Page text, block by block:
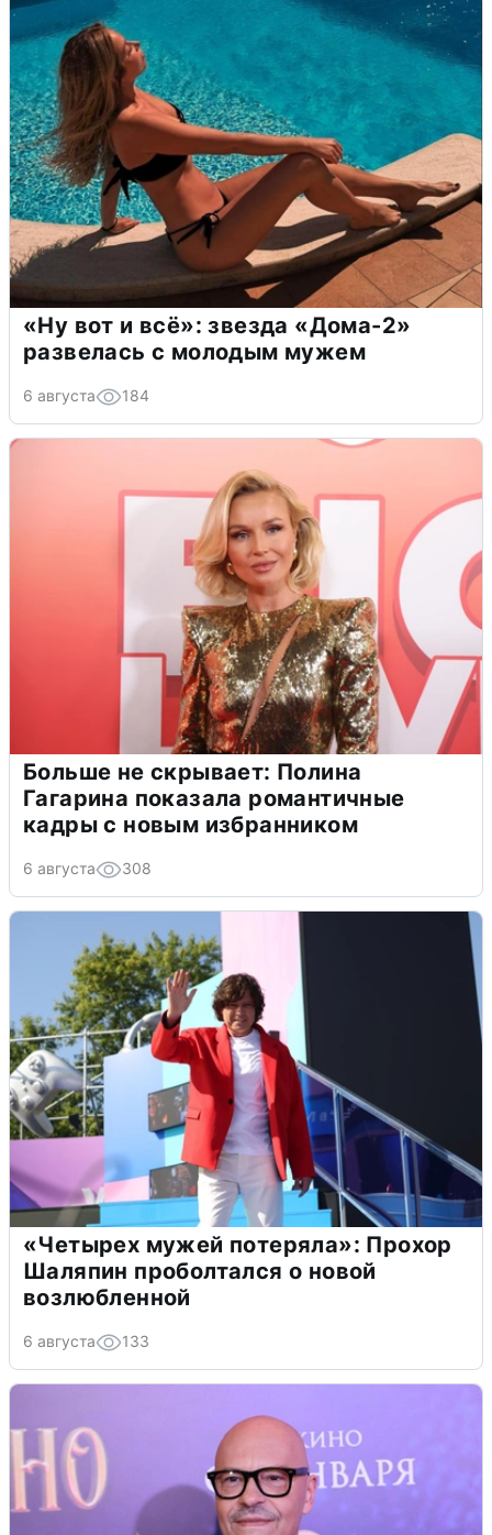
«Ну вот и всё»: звезда «Дома-2»
развелась с молодым мужем
6 августа 184
Больше не скрывает: Полина
Гагарина показала романтичные
кадры с новым избранником
6 августа 308
«Четырех мужей потеряла»: Прохор
Шаляпин проболтался о новой
возлюбленной
6 августа 133